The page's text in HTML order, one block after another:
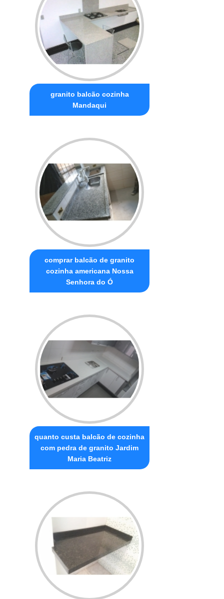
granito balcão cozinha
Mandaqui
comprar balcão de granito
cozinha americana Nossa
Senhora do Ó
quanto custa balcão de cozinha
com pedra de granito Jardim
Maria Beatriz